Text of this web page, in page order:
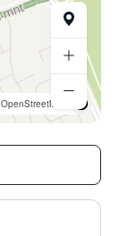
OpenStreetMap